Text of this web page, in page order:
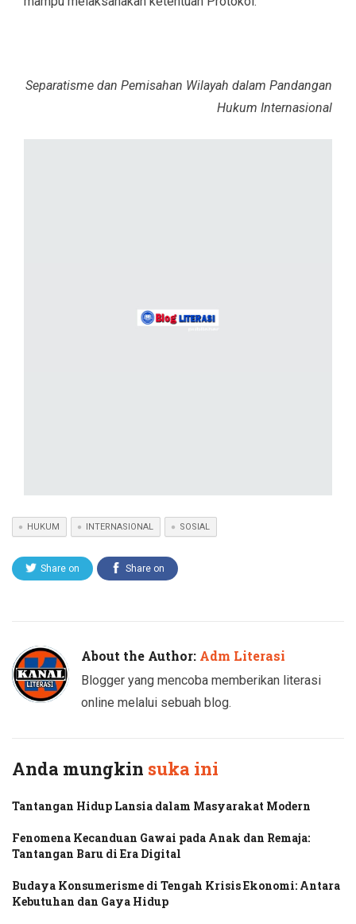
Separatisme dan Pemisahan Wilayah dalam Pandangan
Hukum Internasional
HUKUM INTERNASIONAL SOSIAL
Share on Share on
About the Author: Adm Literasi
Blogger yang mencoba memberikan literasi
online melalui sebuah blog.
Anda mungkin suka ini
Tantangan Hidup Lansia dalam Masyarakat Modern
Fenomena Kecanduan Gawai pada Anak dan Remaja:
Tantangan Baru di Era Digital
Budaya Konsumerisme di Tengah Krisis Ekonomi: Antara
Kebutuhan dan Gaya Hidup